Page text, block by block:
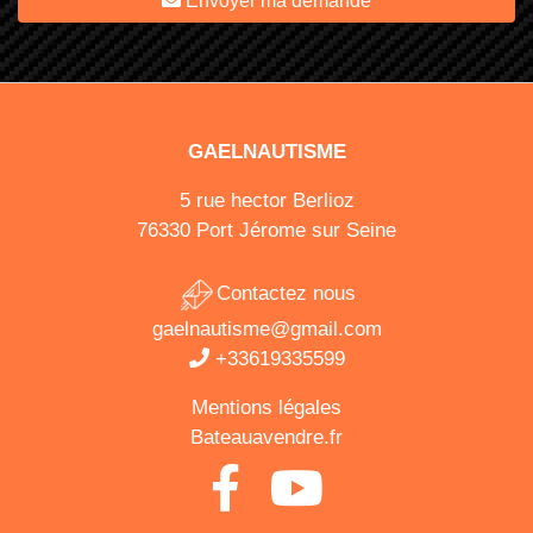
GAELNAUTISME
5 rue hector Berlioz
76330 Port Jérome sur Seine
Contactez nous
gaelnautisme@gmail.com
+33619335599
Mentions légales
Bateauavendre.fr